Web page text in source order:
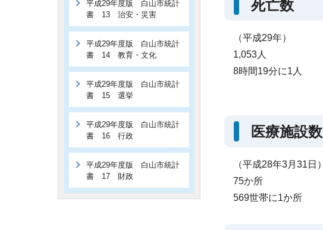
死亡数
（平成29年）
1,053人
8時間19分に1人
医療施設数
（平成28年3月31日）
75か所
569世帯に1か所
平成29年度版 白山市統計
書 13 治安・災害
平成29年度版 白山市統計
書 14 教育・文化
平成29年度版 白山市統計
書 15 選挙
平成29年度版 白山市統計
書 16 行政
平成29年度版 白山市統計
書 17 財政